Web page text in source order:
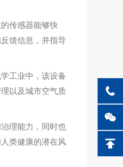
传感器能够快
馈信息，并指导
工业中，该设备
以及城市空气质
理能力，同时也
类健康的潜在风